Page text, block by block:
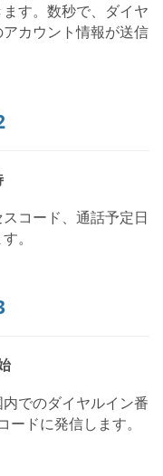
す。数秒で、ダイヤ
カウント情報が送信
コード、通話予定日
。
でのダイヤルイン番
ドに発信します。